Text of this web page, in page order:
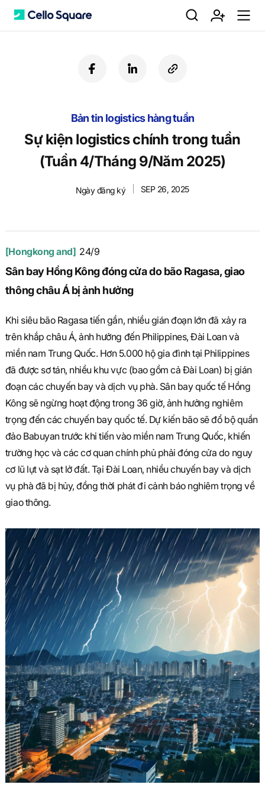
C
S
q
u
r
e
검 회 m
f
a
b
o
o
k
i
e
i
n
c
o
U
R
L
Bản tin logistics hàng tuần
Sự kiện logistics chính trong tuần
(Tuần 4/Tháng 9/Năm 2025)
Ngày đăng ký SEP 26, 2025
[Hongkong and] 24/9
Sân bay Hồng Kông đóng cửa do bão Ragasa, giao
thông châu Á bị ảnh hưởng
Khi siêu bão Ragasa tiến gần, nhiều gián đoạn lớn đã xảy ra
trên khắp châu Á, ảnh hưởng đến Philippines, Đài Loan và
miền nam Trung Quốc. Hơn 5.000 hộ gia đình tại Philippines
đã được sơ tán, nhiều khu vực (bao gồm cả Đài Loan) bị gián
đoạn các chuyến bay và dịch vụ phà. Sân bay quốc tế Hồng
Kông sẽ ngừng hoạt động trong 36 giờ, ảnh hưởng nghiêm
trọng đến các chuyến bay quốc tế. Dự kiến bão sẽ đổ bộ quần
đảo Babuyan trước khi tiến vào miền nam Trung Quốc, khiến
trường học và các cơ quan chính phủ phải đóng cửa do nguy
cơ lũ lụt và sạt lở đất. Tại Đài Loan, nhiều chuyến bay và dịch
vụ phà đã bị hủy, đồng thời phát đi cảnh báo nghiêm trọng về
giao thông.